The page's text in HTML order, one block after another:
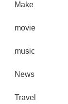
Make
movie
music
News
Travel